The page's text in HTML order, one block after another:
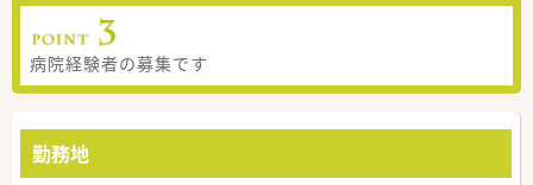
病院経験者の募集です
勤務地